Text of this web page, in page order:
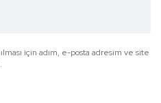
için adım, e-posta adresim ve site